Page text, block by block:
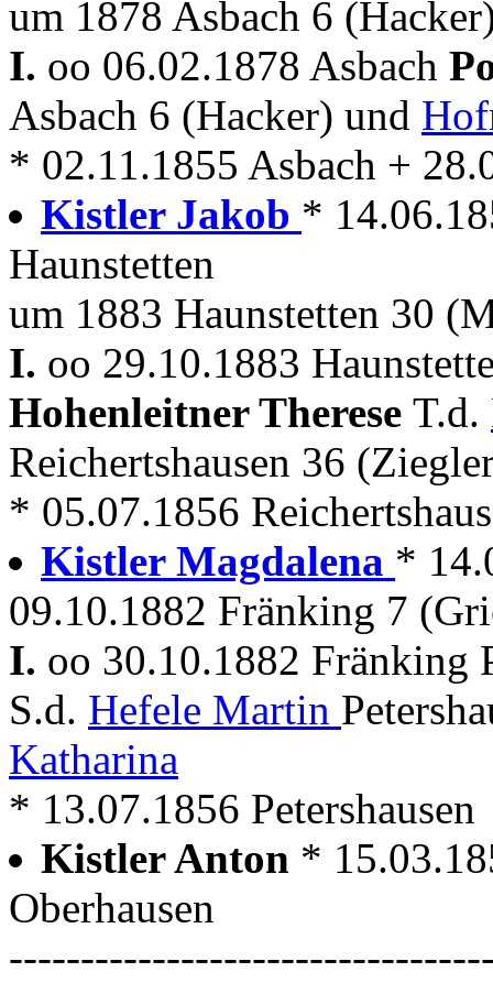
um 1878 Asbach 6
I. oo 06.02.1878 Asbach
Asbach 6 (Hacker) und
* 02.11.1855 Asbach +
Kistler Jakob *
Haunstetten
um 1883 Haunstetten 30
I. oo 29.10.1883
Hohenleitner Therese T.d.
Reichertshausen 36
* 05.07.1856
Kistler Magdalena *
09.10.1882 Fränking 7
I. oo 30.10.1882 Fränking
S.d. Hefele Martin
Katharina
* 13.07.1856 Petershausen
Kistler Anton *
Oberhausen